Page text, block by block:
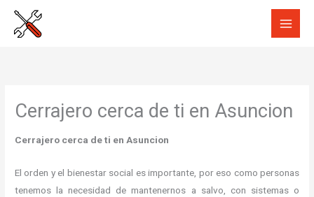
Cerrajero cerca de ti en Asuncion
Cerrajero cerca de ti en Asuncion
El orden y el bienestar social es importante, por eso como personas
tenemos la necesidad de mantenernos a salvo, con sistemas o